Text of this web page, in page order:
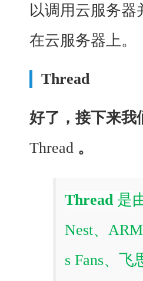
以调用云服务器
在云服务器上。
Thread
好了，接下来我
Thread 。
Thread 是
Nest、
s Fans、飞